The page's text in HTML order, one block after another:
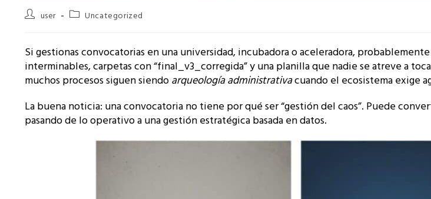
Autor
entrada:
user
Categoría
entrada:
Uncategorized
Si gestionas convocatorias en una universidad, incubadora o aceleradora,
interminables, carpetas con “final_v3_corregida” y una planilla que nadie se atreve a
muchos procesos siguen siendoarqueología administrativacuando el ecosistema exige
La buena noticia: una convocatoria no tiene por qué ser “gestión del caos”. Puede
pasando de lo operativo a una gestión estratégica basada en datos.